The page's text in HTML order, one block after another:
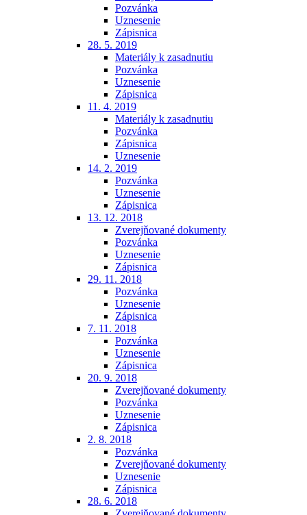
Pozvánka
Uznesenie
Zápisnica
28. 5. 2019
Materiály k zasadnutiu
Pozvánka
Uznesenie
Zápisnica
11. 4. 2019
Materiály k zasadnutiu
Pozvánka
Zápisnica
Uznesenie
14. 2. 2019
Pozvánka
Uznesenie
Zápisnica
13. 12. 2018
Zverejňované dokumenty
Pozvánka
Uznesenie
Zápisnica
29. 11. 2018
Pozvánka
Uznesenie
Zápisnica
7. 11. 2018
Pozvánka
Uznesenie
Zápisnica
20. 9. 2018
Zverejňované dokumenty
Pozvánka
Uznesenie
Zápisnica
2. 8. 2018
Pozvánka
Zverejňované dokumenty
Uznesenie
Zápisnica
28. 6. 2018